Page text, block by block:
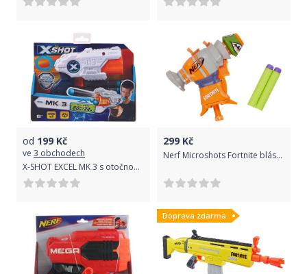
od 199 Kč
ve 3 obchodech
X-SHOT EXCEL MK 3 s otočnou hlavní a 8 náboji
299 Kč
Nerf Microshots Fortnite blástr RL
Doprava zdarma